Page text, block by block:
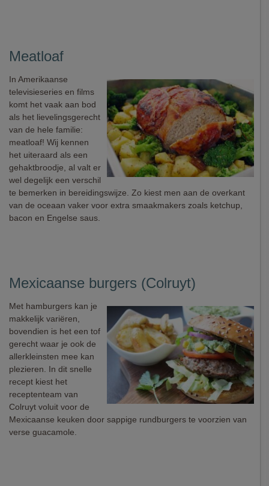
Meatloaf
In Amerikaanse
televisieseries en films
komt het vaak aan bod
als het lievelingsgerecht
van de hele familie:
meatloaf! Wij kennen
het uiteraard als een
gehaktbroodje, al valt er
wel degelijk een verschil
te bemerken in bereidingswijze. Zo kiest men aan de overkant
van de oceaan vaker voor extra smaakmakers zoals ketchup,
bacon en Engelse saus.
Mexicaanse burgers (Colruyt)
Met hamburgers kan je
makkelijk variëren,
bovendien is het een tof
gerecht waar je ook de
allerkleinsten mee kan
plezieren. In dit snelle
recept kiest het
receptenteam van
Colruyt voluit voor de
Mexicaanse keuken door sappige rundburgers te voorzien van
verse guacamole.